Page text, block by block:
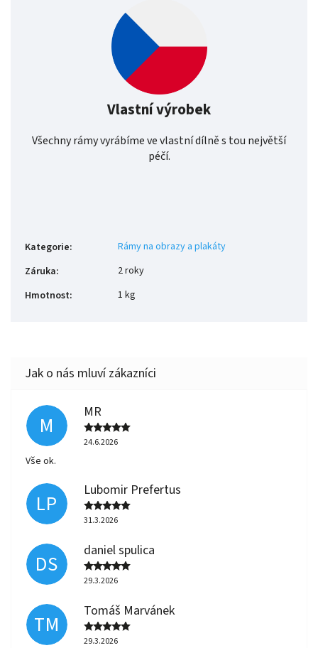
Vlastní výrobek
Všechny rámy vyrábíme ve vlastní dílně s tou největší
péčí.
Kategorie:
Rámy na obrazy a plakáty
Záruka:
2 roky
Hmotnost: 1 kg
M
MR
24.6.2026
Vše ok.
LP
Lubomir Prefertus
31.3.2026
DS
daniel spulica
29.3.2026
TM
Tomáš Marvánek
29.3.2026